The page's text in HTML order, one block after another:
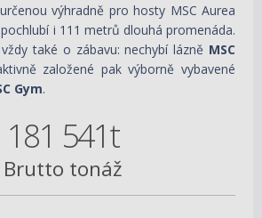
výhradně pro hosty MSC Aurea
i 111 metrů dlouhá promenáda.
také o zábavu: nechybí lázně MSC
založené pak výborně vybavené
Gym.
181 541t
Brutto tonáž